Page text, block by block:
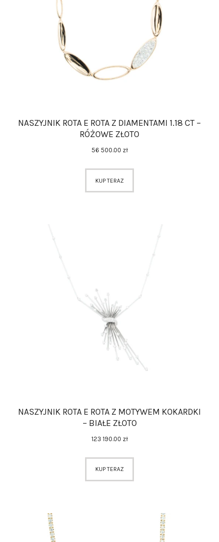
O NAS
SERWIS
BLOG
KONTAKT
NASZYJNIK ROTA E ROTA Z DIAMENTAMI 1.18 CT –
RÓŻOWE ZŁOTO
56 500.00 zł
KUP TERAZ
NASZYJNIK ROTA E ROTA Z MOTYWEM KOKARDKI
– BIAŁE ZŁOTO
123 190.00 zł
KUP TERAZ